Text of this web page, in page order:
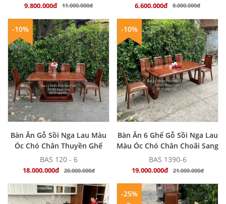
9.800.000đ 11.000.000đ 6.600.000đ 8.000.000đ
MUA NGAY
-10%
Bàn Ăn Gỗ Sồi Nga Lau Màu
Óc Chó Chân Thuyền Ghế
Bọc Nệm - Hiện Đại
BAS 120 - 6
18.000.000đ 20.000.000đ
MUA NGAY
-10%
Bàn Ăn 6 Ghế Gỗ Sồi Nga Lau
Màu Óc Chó Chân Choãi Sang
Trọng - Hiện Đại
BAS 1390-6
19.000.000đ 21.000.000đ
-25%